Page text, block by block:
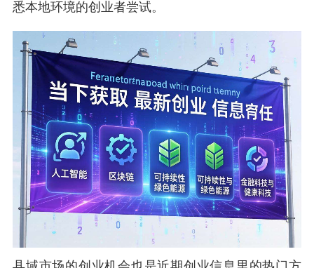
悉本地环境的创业者尝试。